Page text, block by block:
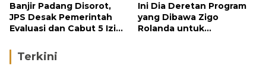
Banjir Padang Disorot,
JPS Desak Pemerintah
Evaluasi dan Cabut 5 Izin
Ini Dia Deretan Program
yang Dibawa Zigo
Rolanda untuk
Terkini